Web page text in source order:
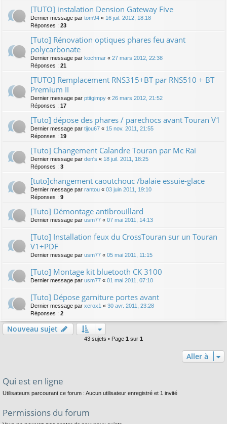
[TUTO] instalation Dension Gateway Five
Dernier message par tom94 « 16 juil. 2012, 18:18
Réponses : 23
[Tuto] Rénovation optiques phares feu avant
polycarbonate
Dernier message par kochmar « 27 mars 2012, 22:38
Réponses : 21
[TUTO] Remplacement RNS315+BT par RNS510 + BT
Premium II
Dernier message par ptitgimpy « 26 mars 2012, 21:52
Réponses : 17
[Tuto] dépose des phares / parechocs avant Touran V1
Dernier message par tijou67 « 15 nov. 2011, 21:55
Réponses : 19
[Tuto] Changement Calandre Touran par Mc Rai
Dernier message par den's « 18 juil. 2011, 18:25
Réponses : 3
[tuto]changement caoutchouc /balaie essuie-glace
Dernier message par rantou « 03 juin 2011, 19:10
Réponses : 9
[Tuto] Démontage antibrouillard
Dernier message par usm77 « 07 mai 2011, 14:13
[Tuto] Installation feux du CrossTouran sur un Touran
V1+PDF
Dernier message par usm77 « 05 mai 2011, 11:15
[Tuto] Montage kit bluetooth CK 3100
Dernier message par usm77 « 01 mai 2011, 07:10
[Tuto] Dépose garniture portes avant
Dernier message par xerox1 « 30 avr. 2011, 23:28
Réponses : 2
Nouveau sujet
43 sujets • Page 1 sur 1
Aller à
Qui est en ligne
Utilisateurs parcourant ce forum : Aucun utilisateur enregistré et 1 invité
Permissions du forum